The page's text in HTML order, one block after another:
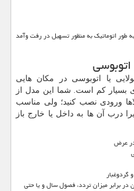
طور اتوماتیک به منظور تسهیل در رفت وآمد
یا اتوبوسی در مکان هایی
بسیار کم است. شما این مدل از
ورودی نصب کنید؛ ولی مناسب
درب آن ها به داخل یا خارج باز
عرض
گردوغبار
برابر میزان تردد، فصول سال و یا حتی